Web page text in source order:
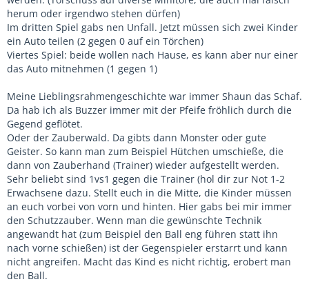
herum oder irgendwo stehen dürfen)
Im dritten Spiel gabs nen Unfall. Jetzt müssen sich zwei Kinder
ein Auto teilen (2 gegen 0 auf ein Törchen)
Viertes Spiel: beide wollen nach Hause, es kann aber nur einer
das Auto mitnehmen (1 gegen 1)
Meine Lieblingsrahmengeschichte war immer Shaun das Schaf.
Da hab ich als Buzzer immer mit der Pfeife fröhlich durch die
Gegend geflötet.
Oder der Zauberwald. Da gibts dann Monster oder gute
Geister. So kann man zum Beispiel Hütchen umschieße, die
dann von Zauberhand (Trainer) wieder aufgestellt werden.
Sehr beliebt sind 1vs1 gegen die Trainer (hol dir zur Not 1-2
Erwachsene dazu. Stellt euch in die Mitte, die Kinder müssen
an euch vorbei von vorn und hinten. Hier gabs bei mir immer
den Schutzzauber. Wenn man die gewünschte Technik
angewandt hat (zum Beispiel den Ball eng führen statt ihn
nach vorne schießen) ist der Gegenspieler erstarrt und kann
nicht angreifen. Macht das Kind es nicht richtig, erobert man
den Ball.